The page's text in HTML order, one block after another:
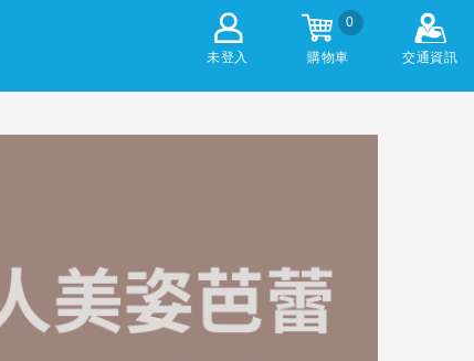
未登入
0
購物車 交通資訊